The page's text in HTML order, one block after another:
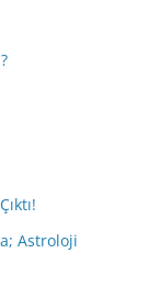
Astroloji